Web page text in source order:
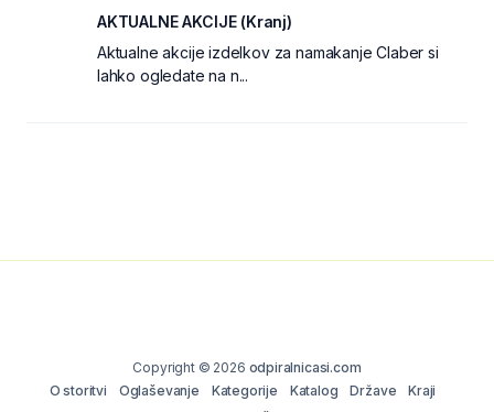
AKTUALNE AKCIJE (Kranj)
Aktualne akcije izdelkov za namakanje Claber si
lahko ogledate na n...
Copyright © 2026 odpiralnicasi.com
O storitvi
Oglaševanje Kategorije Katalog Države
Kraji